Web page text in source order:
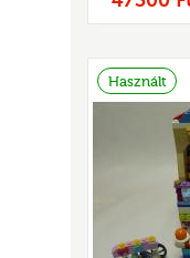
Használt